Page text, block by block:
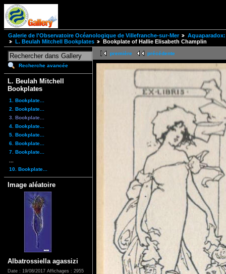
Galerie de l'Observatoire Océanologique de Villefranche-sur-Mer
L. Beulah Mitchell Bookplates
Bookplate of Hallie Elisabeth Champlin
Recherche avancée
L. Beulah Mitchell
Bookplates
1. Bookplate...
2. Bookplate...
3. Bookplate...
4. Bookplate...
5. Bookplate...
6. Bookplate...
7. Bookplate...
10. Bookplate...
Image aléatoire
Albatrossiella agassizi
Date : 19/08/2017 Affichages : 2955
première précédente